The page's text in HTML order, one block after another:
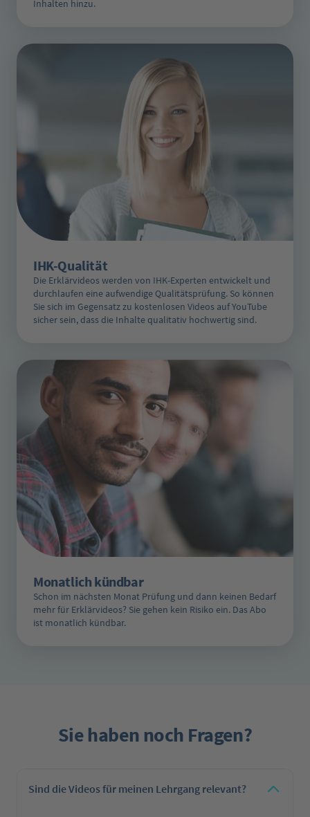
Inhalten hinzu.
IHK-Qualität
Die Erklärvideos werden von IHK-Experten entwickelt und
durchlaufen eine aufwendige Qualitätsprüfung. So können
Sie sich im Gegensatz zu kostenlosen Videos auf YouTube
sicher sein, dass die Inhalte qualitativ hochwertig sind.
Monatlich kündbar
Schon im nächsten Monat Prüfung und dann keinen Bedarf
mehr für Erklärvideos? Sie gehen kein Risiko ein. Das Abo
ist monatlich kündbar.
Sie haben noch Fragen?
Sind die Videos für meinen Lehrgang relevant?